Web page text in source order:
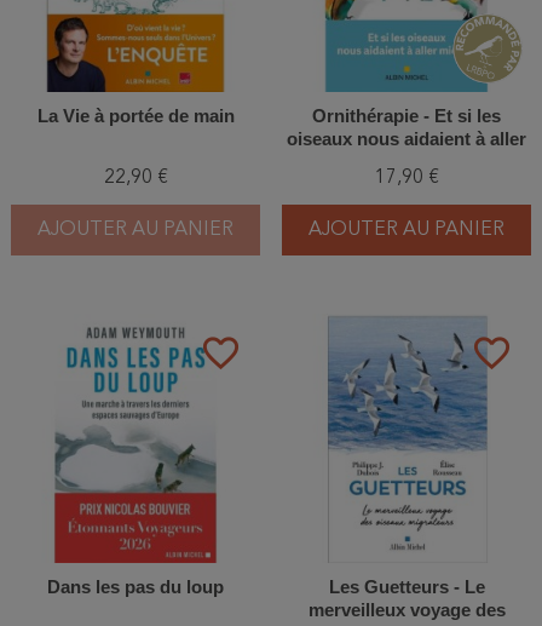
La Vie à portée de main
22,90 €
AJOUTER AU PANIER
Ornithérapie - Et si les
oiseaux nous aidaient à aller
17,90 €
AJOUTER AU PANIER
favorite_border
Dans les pas du loup
favorite_border
Les Guetteurs - Le
merveilleux voyage des